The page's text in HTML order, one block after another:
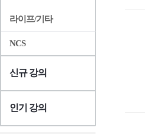
라이프/기타
NCS
신규 강의
인기 강의